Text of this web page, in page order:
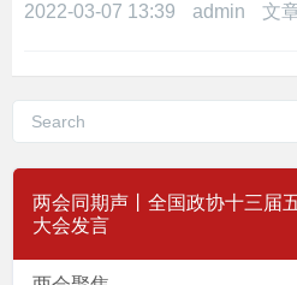
2022-03-07 13:39 admin 文
两会同期声丨全国政协十三届
大会发言